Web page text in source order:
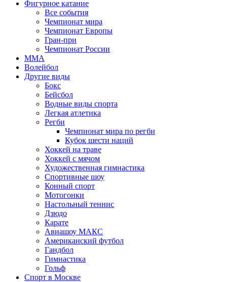
Фигурное катание
Все события
Чемпионат мира
Чемпионат Европы
Гран-при
Чемпионат России
MMA
Волейбол
Другие виды
Бокс
Бейсбол
Водные виды спорта
Легкая атлетика
Регби
Чемпионат мира по регби
Кубок шести наций
Хоккей на траве
Хоккей с мячом
Художественная гимнастика
Спортивные шоу
Конный спорт
Мотогонки
Настольный теннис
Дзюдо
Карате
Авиашоу МАКС
Американский футбол
Гандбол
Гимнастика
Гольф
Спорт в Москве